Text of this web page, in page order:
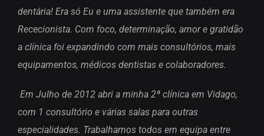
dentária! Era só Eu e uma assistente que também era
Rececionista. Com foco, determinação, amor e gratidão
a clínica foi expandindo com mais consultórios, mais
equipamentos, médicos dentistas e colaboradores.
Em Julho de 2012 abri a minha 2ª clínica em Vidago,
com 1 consultório e várias salas para outras
especialidades. Trabalhamos todos em equipa entre